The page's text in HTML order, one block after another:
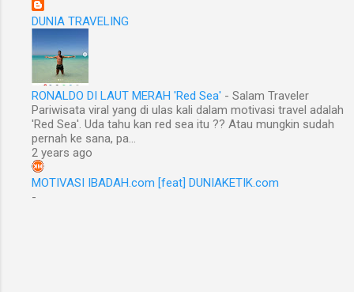
DUNIA TRAVELING
RONALDO DI LAUT MERAH 'Red Sea' - Salam Traveler
Pariwisata viral yang di ulas kali dalam motivasi travel adalah
'Red Sea'. Uda tahu kan red sea itu ?? Atau mungkin sudah
pernah ke sana, pa...
2 years ago
MOTIVASI IBADAH.com [feat] DUNIAKETIK.com
-